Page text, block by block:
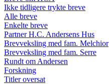
Ikke tidligere trykte breve
Alle breve
Enkelte breve
Partner H.C. Andersens Hus
Brevveksling med fam. Melchior
Brevveksling med fam. Serre
Rundt om Andersen
Forskning
Titler oversat